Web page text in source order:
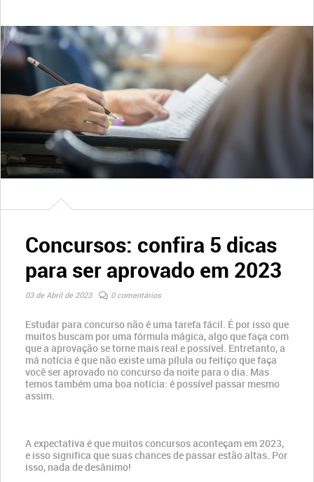
Concursos: confira 5 dicas
para ser aprovado em 2023
03 de Abril de 2023 0 comentários
Estudar para concurso não é uma tarefa fácil. É por isso que
muitos buscam por uma fórmula mágica, algo que faça com
que a aprovação se torne mais real e possível. Entretanto, a
má notícia é que não existe uma pílula ou feitiço que faça
você ser aprovado no concurso da noite para o dia. Mas
temos também uma boa notícia: é possível passar mesmo
assim.
A expectativa é que muitos concursos aconteçam em 2023,
e isso significa que suas chances de passar estão altas. Por
isso, nada de desânimo!